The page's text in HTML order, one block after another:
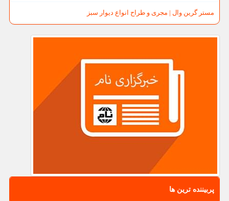
مستر گرین وال | مجری و طراح انواع دیوار سبز
پربیننده ترین ها